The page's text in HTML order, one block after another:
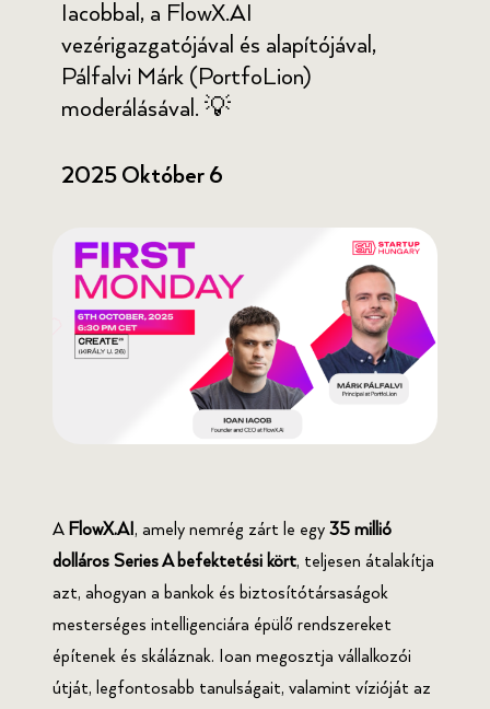
Iacobbal, a FlowX.AI
vezérigazgatójával és alapítójával,
Pálfalvi Márk (PortfoLion)
moderálásával. 💡
2025 Október 6
A FlowX.AI, amely nemrég zárt le egy 35 millió
dolláros Series A befektetési kört, teljesen átalakítja
azt, ahogyan a bankok és biztosítótársaságok
mesterséges intelligenciára épülő rendszereket
építenek és skáláznak. Ioan megosztja vállalkozói
útját, legfontosabb tanulságait, valamint vízióját az